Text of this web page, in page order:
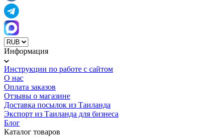
Информация
Инструкции по работе с сайтом
О нас
Оплата заказов
Отзывы о магазине
Доставка посылок из Таиланда
Экспорт из Таиланда для бизнеса
Блог
Каталог товаров